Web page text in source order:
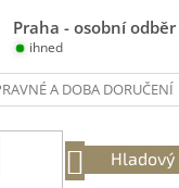
Praha - osobní odběr
ihned
A DOBA DORUČENÍ
NÁKUPNÍ
Hladový